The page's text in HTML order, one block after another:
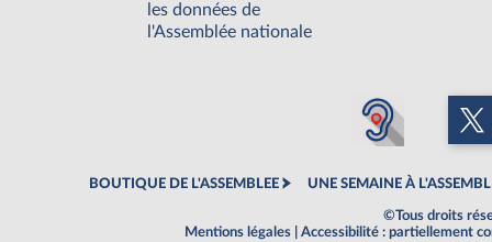
les données de
l'Assemblée nationale
BOUTIQUE DE L'ASSEMBLEE UNE SEMAINE À
©Tous droits
Mentions légales
Accessibilité : partiellement